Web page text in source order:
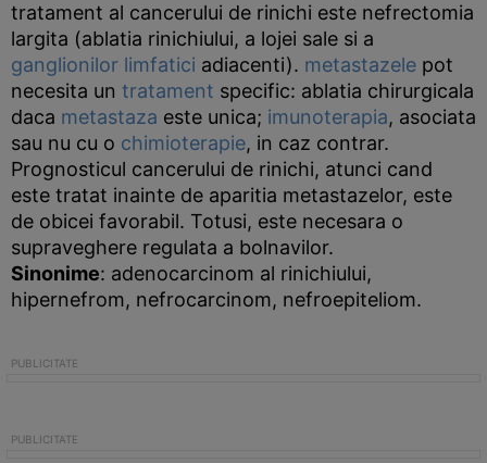
tratament al cancerului de rinichi este nefrectomia
largita (ablatia rinichiului, a lojei sale si a
ganglionilor limfatici adiacenti). metastazele pot
necesita un tratament specific: ablatia chirurgicala
daca metastaza este unica; imunoterapia, asociata
sau nu cu o chimioterapie, in caz contrar.
Prognosticul cancerului de rinichi, atunci cand
este tratat inainte de aparitia metastazelor, este
de obicei favorabil. Totusi, este necesara o
supraveghere regulata a bolnavilor.
Sinonime: adenocarcinom al rinichiului,
hipernefrom, nefrocarcinom, nefroepiteliom.